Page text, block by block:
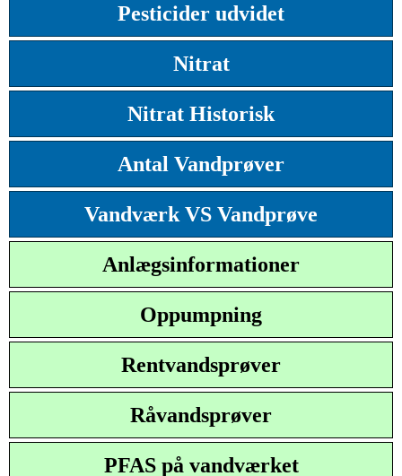
Pesticider udvidet
Nitrat
Nitrat Historisk
Antal Vandprøver
Vandværk VS Vandprøve
Anlægsinformationer
Oppumpning
Rentvandsprøver
Råvandsprøver
PFAS på vandværket